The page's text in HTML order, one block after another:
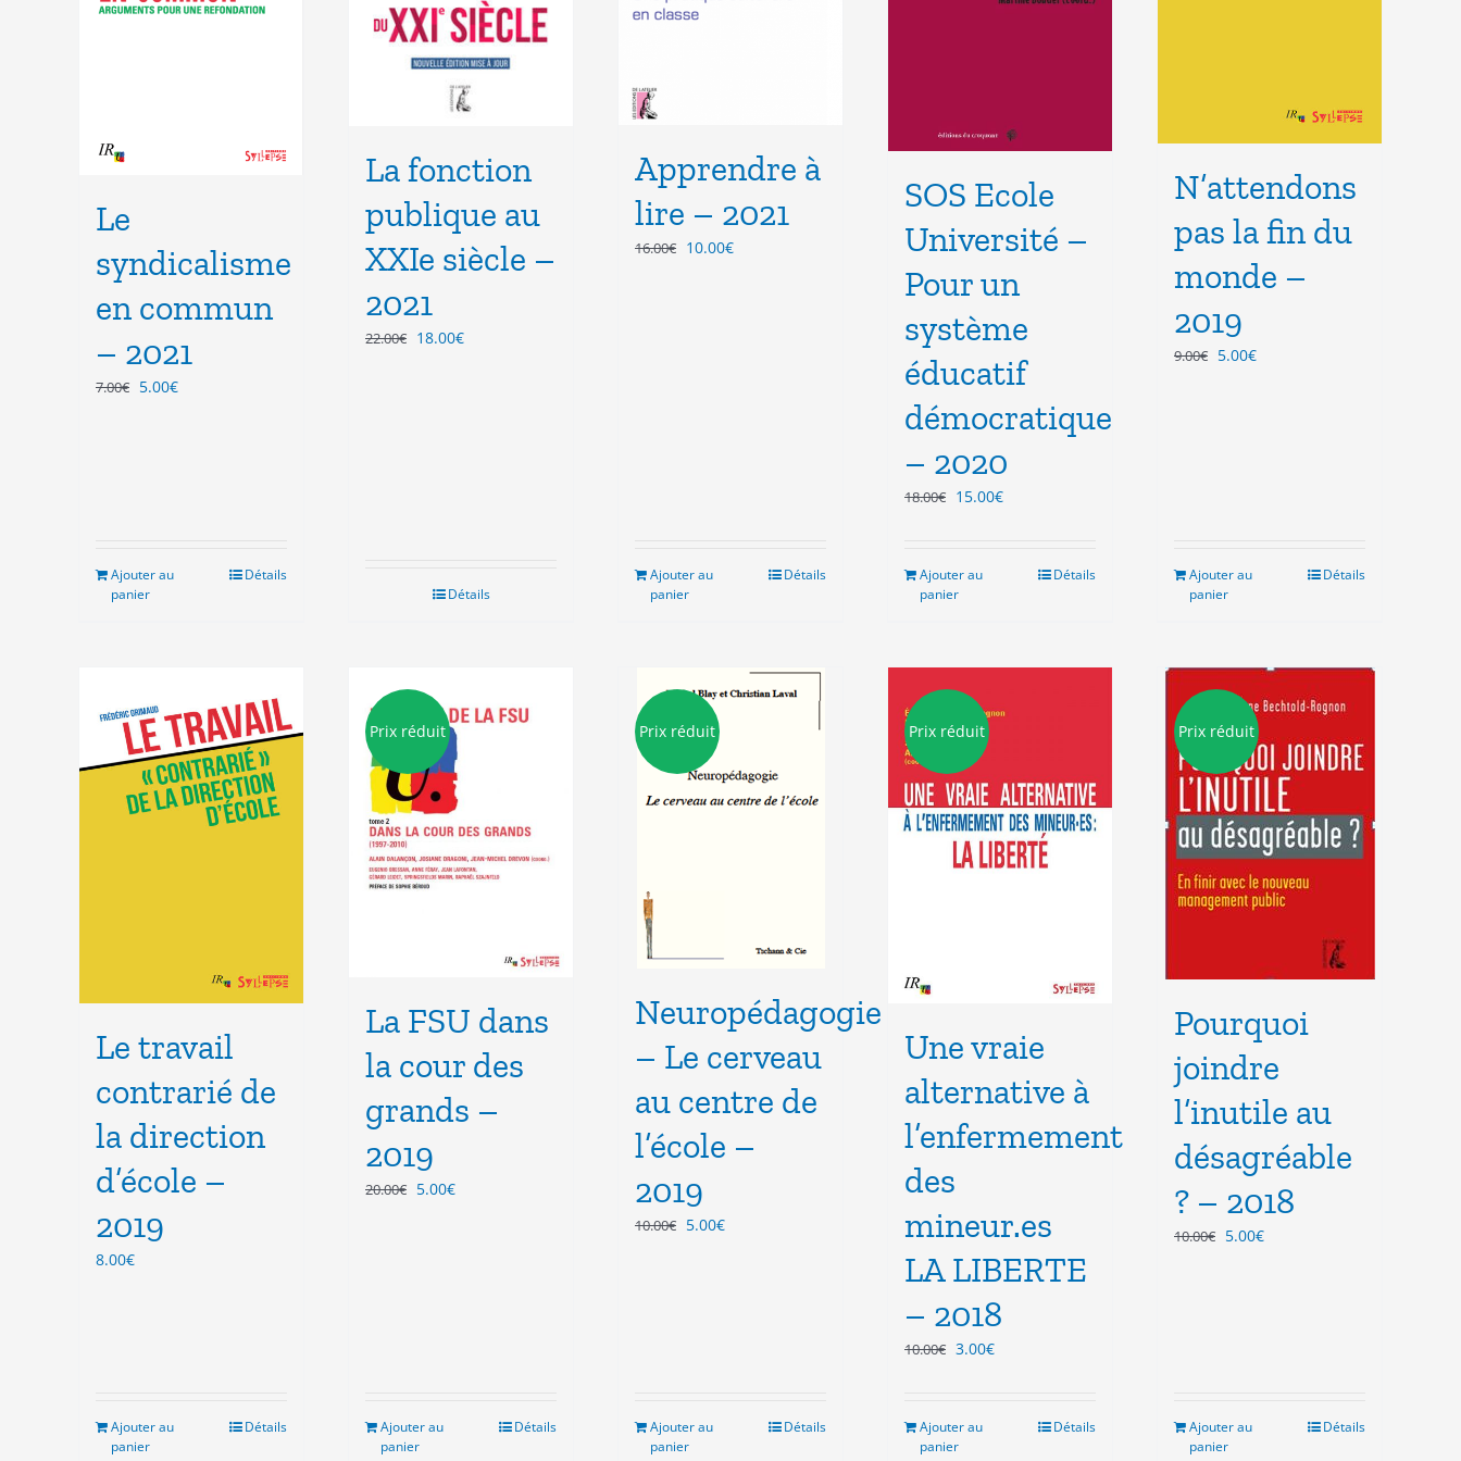
Le
syndicalisme
en commun
– 2021
7.00€ Le
5.00€Le
Ajouter au
panier
Détails
La fonction
publique au
XXIe siècle –
2021
22.00€ Le
18.00€Le
Détails
Apprendre à
lire – 2021
16.00€ Le
10.00€Le
Ajouter au
panier
Détails
SOS Ecole
Université –
Pour un
système
éducatif
démocratique
– 2020
18.00€ Le
18.00€.
15.00€Le
Ajouter au
panier
Détails
N’attendons
pas la fin du
monde –
2019
9.00€ Le
5.00€Le
Ajouter au
panier
Détails
Le travail
contrarié de
la direction
d’école –
2019
8.00€
Ajouter au
panier
Détails
Prix réduit
La FSU dans
la cour des
grands –
2019
20.00€ Le
5.00€Le
Ajouter au
panier
Détails
Prix réduit
Neuropédagogie
– Le cerveau
au centre de
l’école –
2019
10.00€ Le
5.00€Le
Ajouter au
panier
Détails
Prix réduit
Une vraie
alternative à
l’enfermement
des
mineur.es
LA LIBERTE
– 2018
10.00€ Le
10.00€.
3.00€Le
Ajouter au
panier
Détails
Prix réduit
Pourquoi
joindre
l’inutile au
désagréable
? – 2018
10.00€ Le
5.00€Le
Ajouter au
panier
Détails